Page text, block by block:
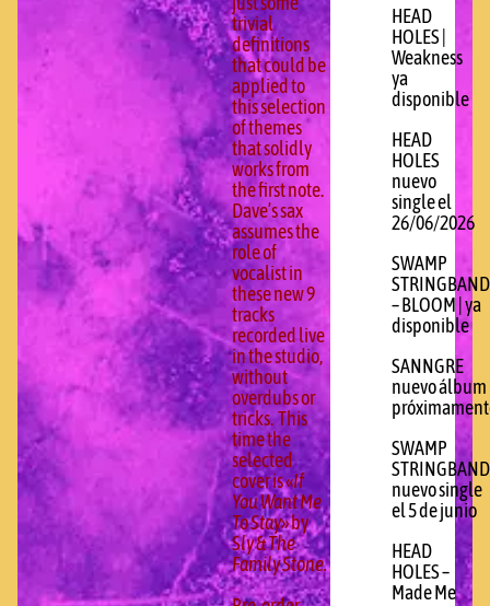
trivial
definitions
that could be
applied to
this selection
of themes
that solidly
works from
the first note.
Dave’s sax
assumes the
role of
vocalist in
these new 9
tracks
recorded live
in the studio,
without
overdubs or
tricks. This
time the
selected
cover is «If
You Want Me
To Stay»by
Sly & The
Family Stone.
HEAD
HOLES |
Weakness
ya
disponible
HEAD
HOLES
nuevo
single el
26/06/2026
SWAMP
STRINGBAND
– BLOOM | ya
disponible
SANNGRE
nuevo álbum
SWAMP
STRINGBAND
nuevo single
el 5 de junio
HEAD
HOLES –
Made Me